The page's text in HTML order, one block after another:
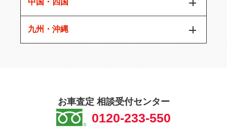
中国・四国
九州・沖縄
お車査定 相談受付センター
0120-233-550